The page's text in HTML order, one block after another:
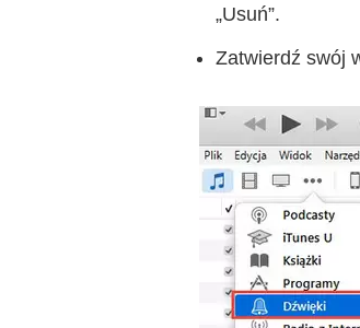
„Usuń”.
Zatwierdź swój